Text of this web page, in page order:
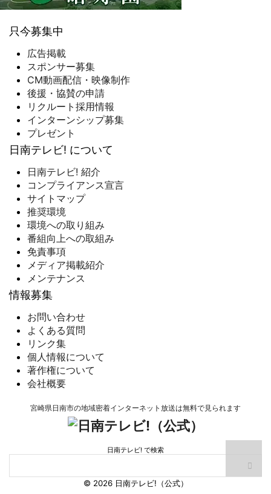
只今募集中
広告掲載
スポンサー募集
CM動画配信・映像制作
後援・協賛の申請
リクルート採用情報
インターンシップ募集
プレゼント
日南テレビ! について
日南テレビ! 紹介
コンプライアンス宣言
サイトマップ
推奨環境
環境への取り組み
番組向上への取組み
免責事項
メディア掲載紹介
メンテナンス
情報募集
お問い合わせ
よくある質問
リンク集
個人情報について
著作権について
会社概要
宮崎県日南市の地域密着インターネット放送は無料で見られます
日南テレビ! で検索
© 2026 日南テレビ!（公式）